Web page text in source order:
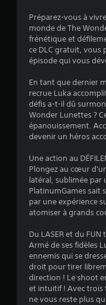
Préparez-vous à
monde de The
frénétique et
ce DLC gratuit, vous
épisode qui vous
En tant que dernier
recrue Luka
défis a-t-il dû
Wonder Lunettes ?
épanouissement.
devenir un héros
Une action au
Plongez au cœur
latéral, sublimée par
PlatinumGames sait
par une expérience
atomiser à grands
Du LASER et du
Armé de ses fidèles
ennemis qui se
droit pour tirer
direction ! Le shoot
et intuitif ! Avec trois
ne vous reste plus